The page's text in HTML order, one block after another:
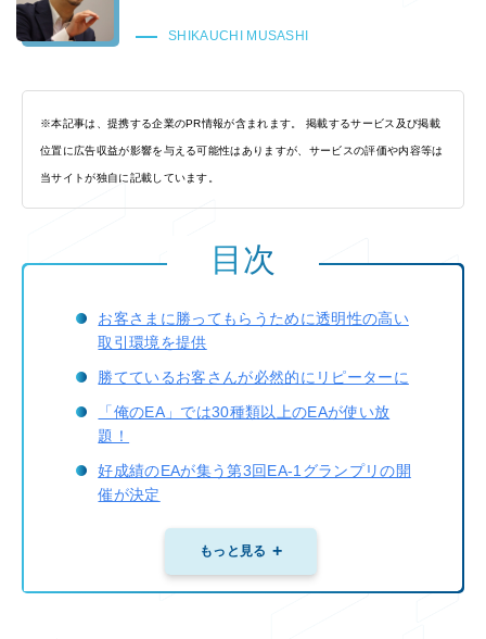
SHIKAUCHI MUSASHI
※本記事は、提携する企業のPR情報が含まれます。 掲載するサービス及び掲載
位置に広告収益が影響を与える可能性はありますが、サービスの評価や内容等は
当サイトが独自に記載しています。
目次
お客さまに勝ってもらうために透明性の高い
取引環境を提供
勝てているお客さんが必然的にリピーターに
「俺のEA」では30種類以上のEAが使い放
題！
好成績のEAが集う第3回EA-1グランプリの開
催が決定
本来あるべき姿は投資家がそれなりのリター
FOREX EXCHANGEの会社概要
もっと見る